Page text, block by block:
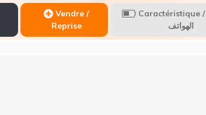
Vendre /
Reprise
Caractéristique / مواصفات
الهواتف